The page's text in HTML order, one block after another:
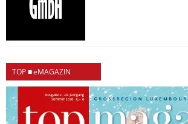
TOP ■ eMAGAZIN